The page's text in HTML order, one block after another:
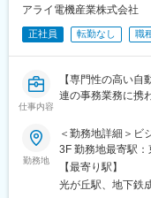
(新規営業といって
※営業エリアは九
隣接した県までが
手当支給もありま
営業担当の所長(
経験から入社して
す。営業はやった
したい方も歓迎し
アライ電機産業株式会社
正社員 転勤なし 職
仕事内容
【専門性の高い
連の事務業務に携
指せる環境】
■業務概要：
当社ビジネスセン
とした営業事務（
勤務地
＜勤務地詳細＞ビ
3F 勤務地最寄駅：
能場所あり変更の
【最寄り駅】
光が丘駅、地下鉄